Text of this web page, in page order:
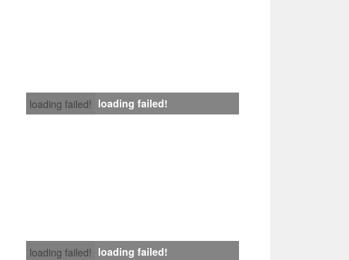
loading failed! loading failed!
loading failed! loading failed!